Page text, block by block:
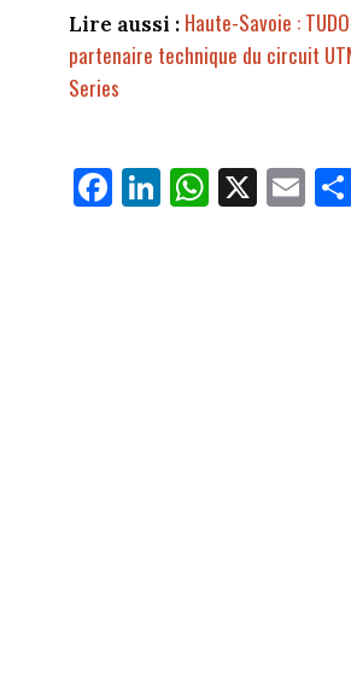
Lire aussi : Haute-Savoie :
partenaire technique du circuit
Series
Fa
ce
Li
nk
W
ha
X E
m